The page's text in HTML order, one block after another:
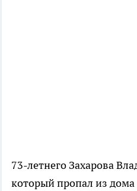
73-летнего Захарова
который пропал из дома